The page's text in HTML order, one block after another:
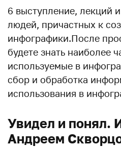
6 выступление, лекций
людей, причастных к
инфографики.После
будете знать наиболее
используемые в
сбор и обработка
использования в
Увидел и понял.
Андреем